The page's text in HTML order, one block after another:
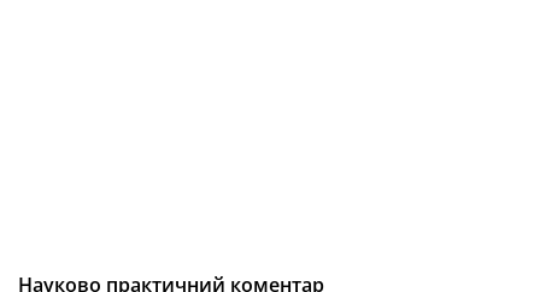
Науково практичний коментар